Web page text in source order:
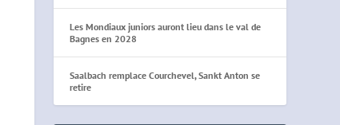
Les Mondiaux juniors auront lieu dans le val de
Bagnes en 2028
Saalbach remplace Courchevel, Sankt Anton se
retire